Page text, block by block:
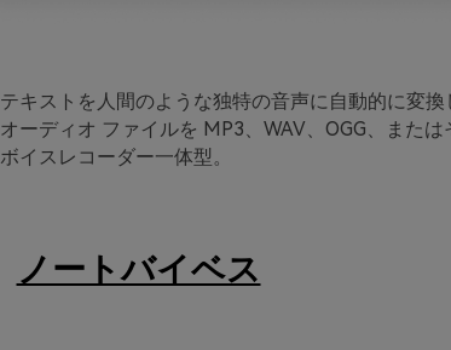
テキストを人間のような独特の音声に自動的に変換
オーディオ ファイルを MP3、WAV、OGG、または
ボイスレコーダー一体型。
ノートバイベス